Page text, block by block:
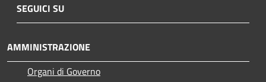
SEGUICI SU
AMMINISTRAZIONE
Organi di Governo